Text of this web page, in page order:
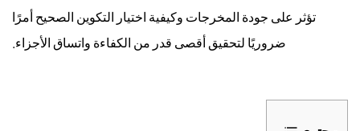
تؤثر على جودة المخرجات وكيفية اختيار التكوين الصحيح أمرًا
ضروريًا لتحقيق أقصى قدر من الكفاءة واتساق الأجزاء.